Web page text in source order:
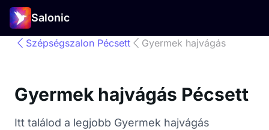
Salonic
Szépségszalon Pécsett Gyermek hajvágás
Gyermek hajvágás Pécsett
Itt találod a legjobb Gyermek hajvágás